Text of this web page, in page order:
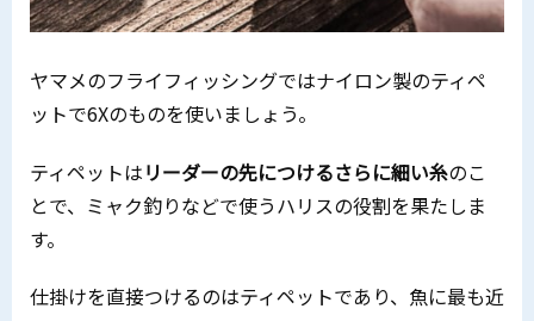
ヤマメのフライフィッシングではナイロン製のティペ
ットで6Xのものを使いましょう。
ティペットはリーダーの先につけるさらに細い糸のこ
とで、ミャク釣りなどで使うハリスの役割を果たしま
す。
仕掛けを直接つけるのはティペットであり、魚に最も近